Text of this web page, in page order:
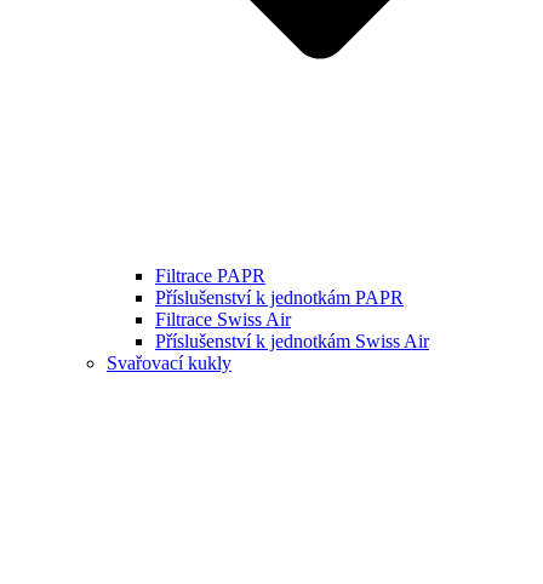
Filtrace PAPR
Příslušenství k jednotkám PAPR
Filtrace Swiss Air
Příslušenství k jednotkám Swiss Air
Svařovací kukly